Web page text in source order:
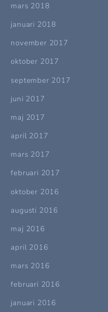
mars 2018
januari 2018
november 2017
oktober 2017
september 2017
juni 2017
maj 2017
april 2017
mars 2017
februari 2017
oktober 2016
augusti 2016
maj 2016
april 2016
mars 2016
februari 2016
januari 2016